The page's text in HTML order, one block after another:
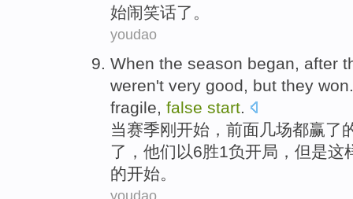
始闹笑话了 。
youdao
When the season began, after
weren't very good, but they won
fragile, false start.
当赛季刚 开始 ， 前面 几场都赢了
了，他们以6胜1负开局 ， 但是这
的开始。